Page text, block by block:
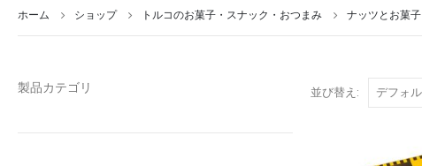
ホーム ショップ トルコのお菓子・スナック・おつまみ ナッツとお菓子
並び替え:
製品カテゴリ